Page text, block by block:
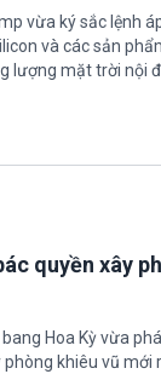
vừa ký sắc lệnh
và các sản
lượng mặt trời nội
quyền xây
Hoa Kỳ vừa
khiêu vũ